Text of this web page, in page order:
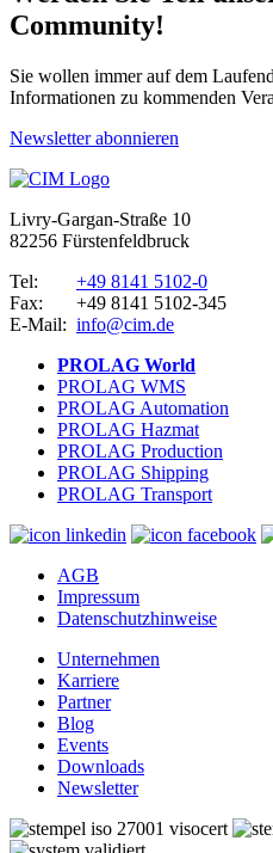
Community!
Sie wollen immer auf dem
Informationen zu kommenden
Newsletter abonnieren
Livry-Gargan-Straße 10
82256 Fürstenfeldbruck
Tel:
+49 8141 5102-0
Fax:
+49 8141 5102-345
E-Mail: info@cim.de
PROLAG World
PROLAG WMS
PROLAG Automation
PROLAG Hazmat
PROLAG Production
PROLAG Shipping
PROLAG Transport
AGB
Impressum
Datenschutzhinweise
Unternehmen
Karriere
Partner
Blog
Events
Downloads
Newsletter